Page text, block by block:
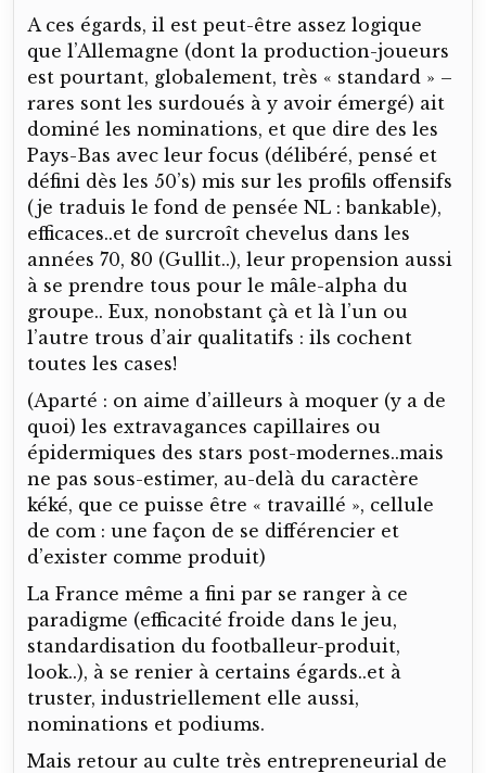
A ces égards, il est peut-être assez logique
que l’Allemagne (dont la production-joueurs
est pourtant, globalement, très « standard » –
rares sont les surdoués à y avoir émergé) ait
dominé les nominations, et que dire des les
Pays-Bas avec leur focus (délibéré, pensé et
défini dès les 50’s) mis sur les profils offensifs
(je traduis le fond de pensée NL : bankable),
efficaces..et de surcroît chevelus dans les
années 70, 80 (Gullit..), leur propension aussi
à se prendre tous pour le mâle-alpha du
groupe.. Eux, nonobstant çà et là l’un ou
l’autre trous d’air qualitatifs : ils cochent
toutes les cases!
(Aparté : on aime d’ailleurs à moquer (y a de
quoi) les extravagances capillaires ou
épidermiques des stars post-modernes..mais
ne pas sous-estimer, au-delà du caractère
kéké, que ce puisse être « travaillé », cellule
de com : une façon de se différencier et
d’exister comme produit)
La France même a fini par se ranger à ce
paradigme (efficacité froide dans le jeu,
standardisation du footballeur-produit,
look..), à se renier à certains égards..et à
truster, industriellement elle aussi,
nominations et podiums.
Mais retour au culte très entrepreneurial de